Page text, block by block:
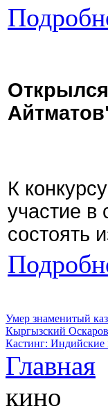
К
участие в
состоять
Умер знаменитый
Кыргызский
Кастинг: Индийские
Главная
кино